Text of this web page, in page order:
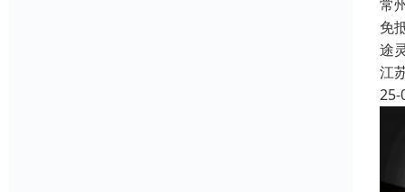
常
免
途
江
25-